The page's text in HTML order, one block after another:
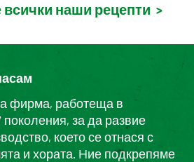
всички наши рецепти >
фирма, работеща в
за да развие
което се отнася с
и хората. Ние подкрепяме